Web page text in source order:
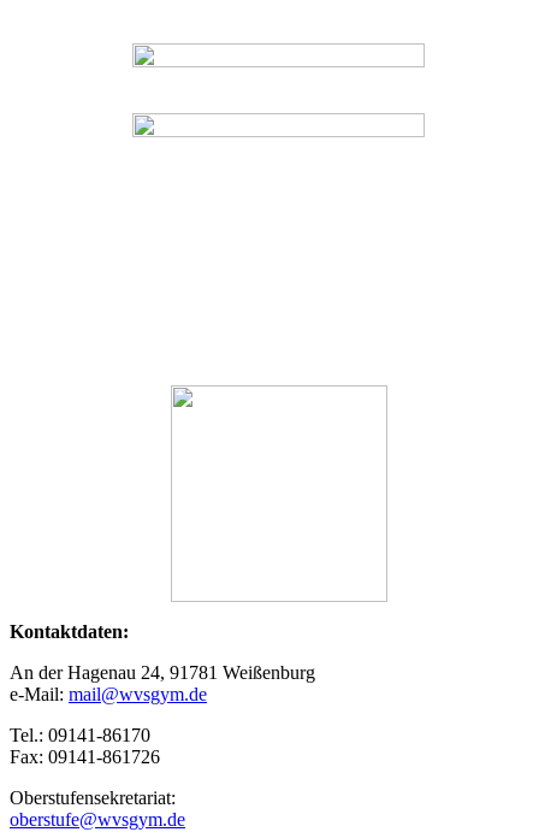
Kontaktdaten:
An der Hagenau 24, 91781 Weißenburg
e-Mail: mail@wvsgym.de
Tel.: 09141-86170
Fax: 09141-861726
Oberstufensekretariat:
oberstufe@wvsgym.de